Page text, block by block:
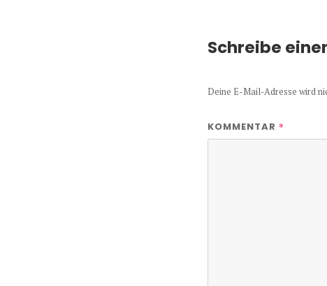
Schreibe
Deine E-Mail-Adresse wird
KOMMENTAR *